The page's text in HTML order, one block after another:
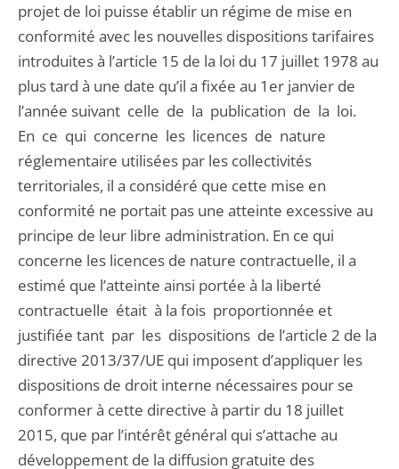
projet de loi puisse établir un régime de mise en
conformité avec les nouvelles dispositions tarifaires
introduites à l’article 15 de la loi du 17 juillet 1978 au
plus tard à une date qu’il a fixée au 1er janvier de
l’année suivant celle de la publication de la loi.
En ce qui concerne les licences de nature
réglementaire utilisées par les collectivités
territoriales, il a considéré que cette mise en
conformité ne portait pas une atteinte excessive au
principe de leur libre administration. En ce qui
concerne les licences de nature contractuelle, il a
estimé que l’atteinte ainsi portée à la liberté
contractuelle était à la fois proportionnée et
justifiée tant par les dispositions de l’article 2 de la
directive 2013/37/UE qui imposent d’appliquer les
dispositions de droit interne nécessaires pour se
conformer à cette directive à partir du 18 juillet
2015, que par l’intérêt général qui s’attache au
développement de la diffusion gratuite des